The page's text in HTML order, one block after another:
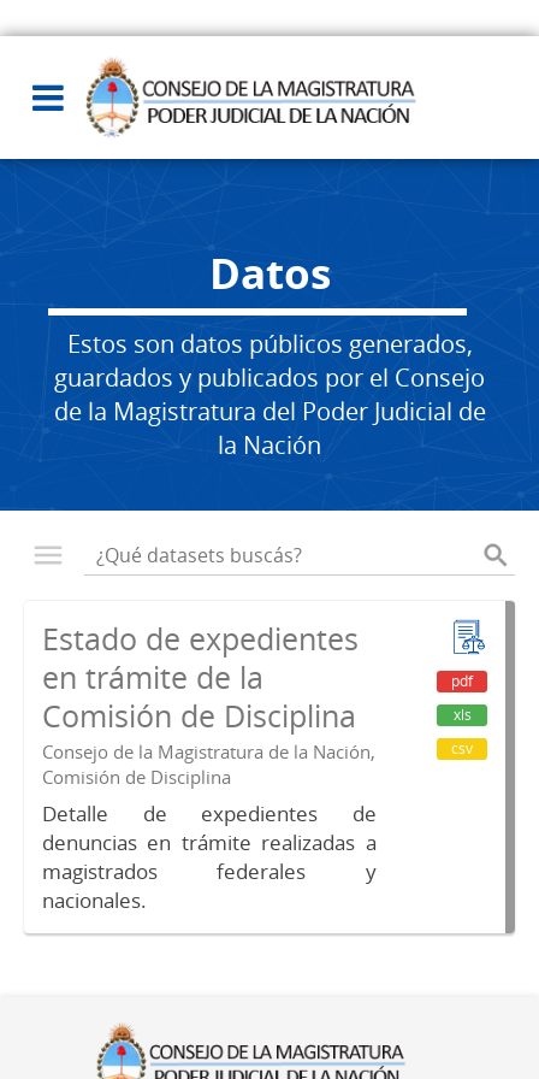
Datos
Estos son datos públicos generados,
guardados y publicados por el Consejo
de la Magistratura del Poder Judicial de
la Nación
Estado de expedientes
en trámite de la
Comisión de Disciplina
Consejo de la Magistratura de la Nación,
Comisión de Disciplina
Detalle de expedientes de
denuncias en trámite realizadas a
magistrados federales y
nacionales.
pdf
xls
csv